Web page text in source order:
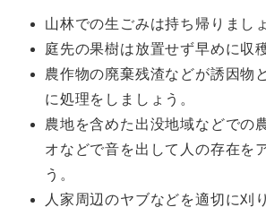
山林での生ごみは持ち帰りまし
庭先の果樹は放置せず早めに収
農作物の廃棄残渣などが誘因物
に処理をしましょう。
農地を含めた出没地域などでの
オなどで音を出して人の存在を
う。
人家周辺のヤブなどを適切に刈